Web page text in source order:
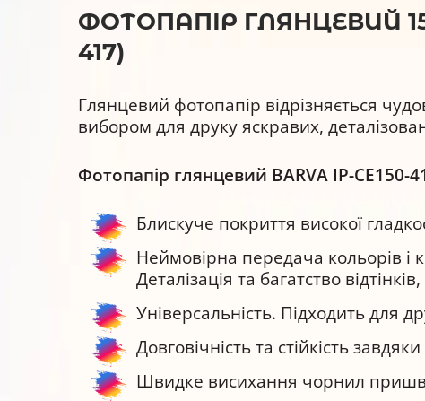
ФОТОПАПІР ГЛЯНЦЕВИЙ
417)
Глянцевий фотопапір відрізняється
вибором для друку яскравих,
Фотопапір глянцевий BARVA IP-CE150-
Блискуче покриття високої
Неймовірна передача кольорів і
Деталізація та багатство
Універсальність. Підходить для
Довговічність та стійкість
Швидке висихання чорнил